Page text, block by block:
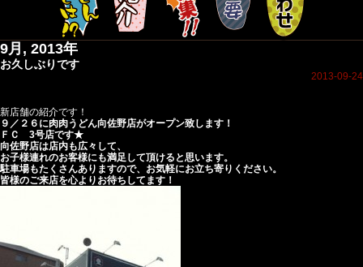
9月, 2013年
お久しぶりです
2013-09-24
新店舗の紹介です！
９／２６に肉肉うどん向佐野店がオープン致します！
ＦＣ 3号店です★
向佐野店は店内も広々して、
お子様連れのお客様にも満足して頂けると思います。
駐車場もたくさんありますので、お気軽にお立ち寄りください。
皆様のご来店を心よりお待ちしてます！